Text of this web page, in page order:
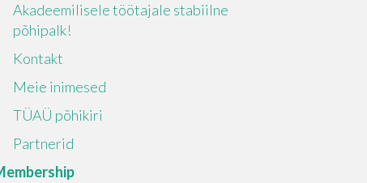
Akadeemilisele töötajale stabiilne
põhipalk!
Kontakt
Meie inimesed
TÜAÜ põhikiri
Partnerid